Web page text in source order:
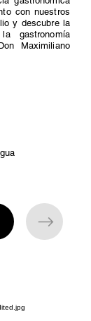
con nuestros
y descubre la
gastronomía
Maximiliano